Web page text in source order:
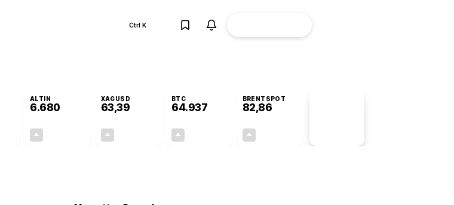
Ctrl K
ALTIN
6.680
XAGUSD
63,39
BTC
64.937
BRENTSPOT
82,86